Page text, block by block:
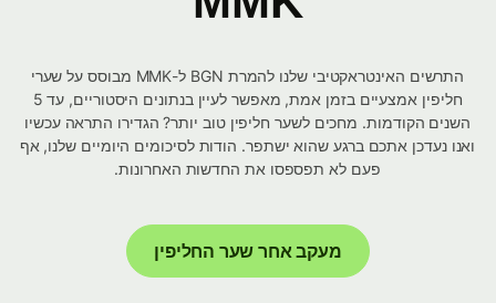
התרשים האינטראקטיבי שלנו להמרת BGN ל-MMK מבוסס על שערי
חליפין אמצעיים בזמן אמת, מאפשר לעיין בנתונים היסטוריים, עד 5
השנים הקודמות. מחכים לשער חליפין טוב יותר? הגדירו התראה עכשיו
ואנו נעדכן אתכם ברגע שהוא ישתפר. הודות לסיכומים היומיים שלנו, אף
פעם לא תפספסו את החדשות האחרונות.
מעקב אחר שער החליפין